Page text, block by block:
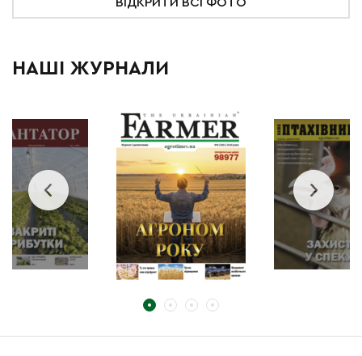
НАШІ ЖУРНАЛИ